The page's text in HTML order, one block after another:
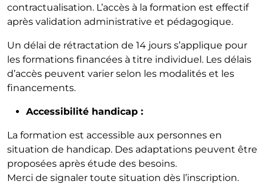
contractualisation. L’accès à la formation est effectif
après validation administrative et pédagogique.
Un délai de rétractation de 14 jours s’applique pour
les formations financées à titre individuel. Les délais
d’accès peuvent varier selon les modalités et les
financements.
Accessibilité handicap :
La formation est accessible aux personnes en
situation de handicap. Des adaptations peuvent être
proposées après étude des besoins.
Merci de signaler toute situation dès l’inscription.